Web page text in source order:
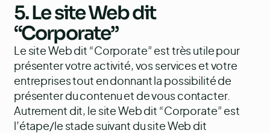
5. Le site Web dit
“Corporate”
Le site Web dit “Corporate” est très utile pour
présenter votre activité, vos services et votre
entreprises tout en donnant la possibilité de
présenter du contenu et de vous contacter.
Autrement dit, le site Web dit “Corporate” est
l’étape/le stade suivant du site Web dit